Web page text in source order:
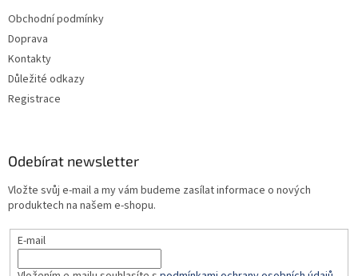
Obchodní podmínky
Doprava
Kontakty
Důležité odkazy
Registrace
Odebírat newsletter
Vložte svůj e-mail a my vám budeme zasílat informace o nových
produktech na našem e-shopu.
E-mail